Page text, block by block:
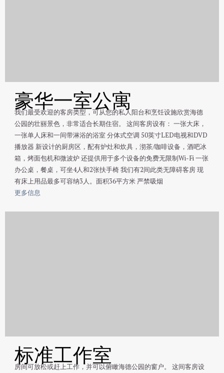
豪华一室公寓
我们最受欢迎的客房类型，可从您的私人阳台和烹饪设施欣赏海德
公园的壮丽景色，非常适合长期住宿。 这间客房设有： 一张大床，
一张单人床和一间带淋浴的浴室 分体式空调 50英寸LED电视和DVD
播放器 新设计的厨房区，配有炉灶和炊具，沏茶/咖啡设备，酒吧冰
箱，烤面包机和微波炉 还提供用于多个设备的免费无限制Wi-Fi 一张
办公桌，餐桌，可坐4人和2张扶手椅 我们有2间此类无障碍客房 现
有床上用品最多可容纳3人。面积36平方米 严禁吸烟
更多信息
标准工作室
房间可放松或赶上工作，并可以俯瞰海德公园的窗户。 这间客房设